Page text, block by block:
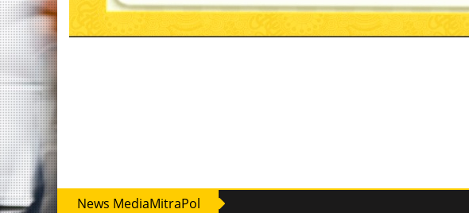
News MediaMitraPol